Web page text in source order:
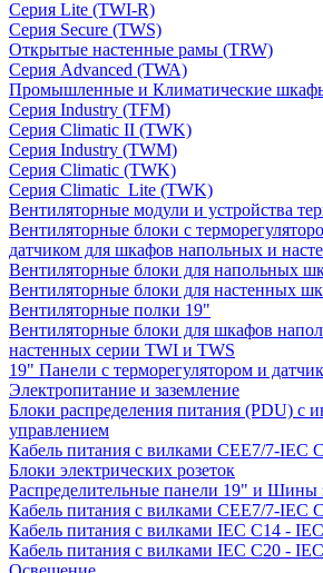
Серия Lite (TWI-R)
Серия Secure (TWS)
Открытые настенные рамы (TRW)
Серия Advanced (TWA)
Промышленные и Климатические
Серия Industry (TFM)
Серия Climatic II (TWK)
Серия Industry (TWM)
Серия Climatic (TWK)
Серия Climatic_Lite (TWK)
Вентиляторные модули и устройства
Вентиляторные блоки с
датчиком для шкафов напольных и
Вентиляторные блоки для напольных
Вентиляторные блоки для настенных
Вентиляторные полки 19"
Вентиляторные блоки для шкафов
настенных серии TWI и TWS
19" Панели с терморегулятором и
Электропитание и заземление
Блоки распределения питания (PDU) с
управлением
Кабель питания с вилками CEE7/7-IEC
Блоки электрических розеток
Распределительные панели 19" и Шины
Кабель питания с вилками CEE7/7-IEC
Кабель питания с вилками IEC C14 -
Кабель питания с вилками IEC C20 -